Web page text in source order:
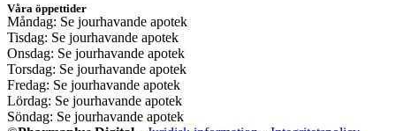
Våra öppettider
Måndag: Se jourhavande apotek
Tisdag: Se jourhavande apotek
Onsdag: Se jourhavande apotek
Torsdag: Se jourhavande apotek
Fredag: Se jourhavande apotek
Lördag: Se jourhavande apotek
Söndag: Se jourhavande apotek